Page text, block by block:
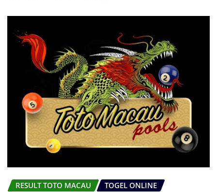
RESULT TOTO MACAU
TOGEL ONLINE